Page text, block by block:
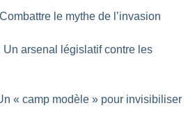
le mythe de l’invasion
Un arsenal législatif contre les
« camp modèle » pour invisibiliser